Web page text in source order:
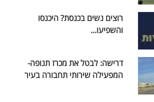
רוצים נשים בכנסת? היכנסו
והשפיעו...
דרישה: לבטל את מכרז תנופה-
המפעילה שירותי תחבורה בעיר